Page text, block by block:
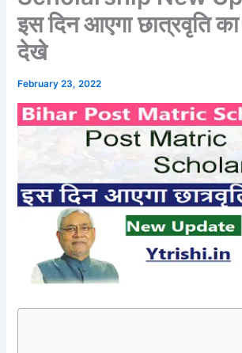
इस दिन आएगा छात्रवृति
देखे
February 23, 2022